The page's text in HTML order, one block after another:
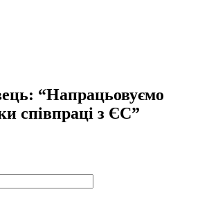
“Напрацьовуємо
співпраці з ЄС”